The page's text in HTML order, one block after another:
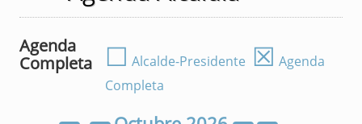
Agenda
Completa
☐ Alcalde-Presidente ☒ Agenda
Completa